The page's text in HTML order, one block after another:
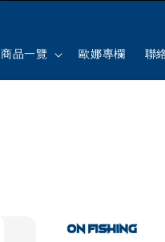
商品一覽 歐娜專欄 聯